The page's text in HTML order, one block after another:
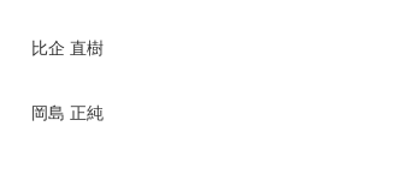
比企 直樹
岡島 正純